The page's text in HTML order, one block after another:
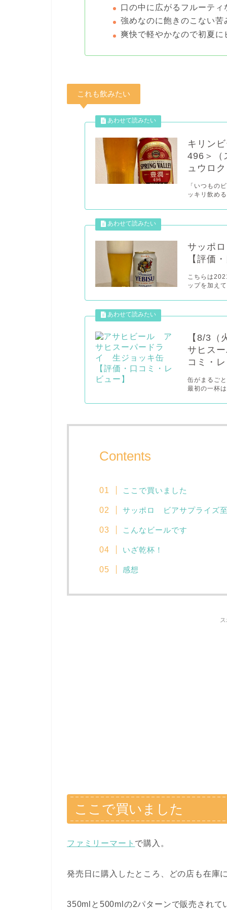
口の中に広がるフルーティ
強めなのに飽きのこない苦
爽快で軽やかなので初夏に
これも飲みたい
キリン
496＞（
ュウロ
「いつもの
ッキリ飲め
サッポ
【評価
こちらは
ップを加え
【8/3
サヒス
コミ・
缶がまるご
最初の一杯
Contents
ここで買いました
サッポロ ビアサプライズ
こんなビールです
いざ乾杯！
感想
ここで買いました
ファミリーマート で購入。
発売日に購入したところ、どの店も在庫
350mlと500mlの2パターンで販売されて